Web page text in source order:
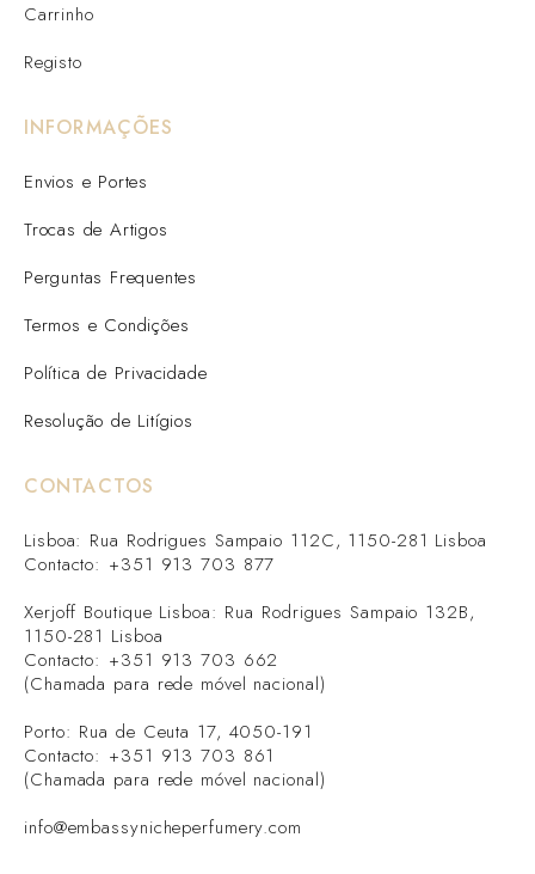
Carrinho
Registo
INFORMAÇÕES
Envios e Portes
Trocas de Artigos
Perguntas Frequentes
Termos e Condições
Política de Privacidade
Resolução de Litígios
CONTACTOS
Lisboa: Rua Rodrigues Sampaio 112C, 1150-281 Lisboa
Contacto: +351 913 703 877
Xerjoff Boutique Lisboa: Rua Rodrigues Sampaio 132B,
1150-281 Lisboa
Contacto: +351 913 703 662
(Chamada para rede móvel nacional)
Porto: Rua de Ceuta 17, 4050-191
Contacto: +351 913 703 861
(Chamada para rede móvel nacional)
info@embassynicheperfumery.com